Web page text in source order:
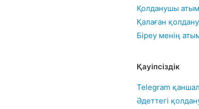
Қолданушы
Қалаған
Біреу менің
Қауіпсіздік
Telegram
Әдеттегі